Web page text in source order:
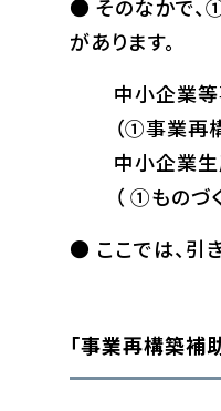
● そのなかで、
があります。
中小企業
（①事業再
中小企業
（ ①もの
● ここでは、引
「事業再構築補